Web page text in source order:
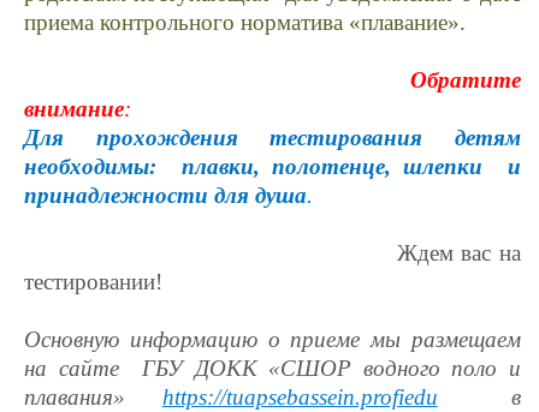
приема контрольного норматива «плавание».
Обратите
внимание:
Для прохождения тестирования детям
необходимы: плавки, полотенце, шлепки и
принадлежности для душа.
Ждем вас на
тестировании!
Основную информацию о приеме мы размещаем
на сайте ГБУ ДОКК «СШОР водного поло и
плавания» https://tuapsebassein.profiedu в